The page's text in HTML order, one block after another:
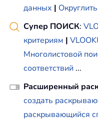
данных | Округлить
Супер ПОИСК:
критериям |
Многолистовой
соответствий ...
Расширенный
создать
раскрывающийся